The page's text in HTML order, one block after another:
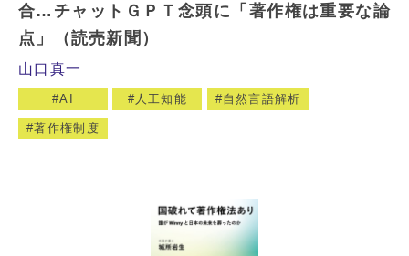
合…チャットＧＰＴ念頭に「著作権は重要な論
点」（読売新聞）
山口真一
AI 人工知能 自然言語解析
著作権制度